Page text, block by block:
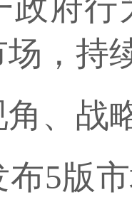
政府
，持
战略
版市